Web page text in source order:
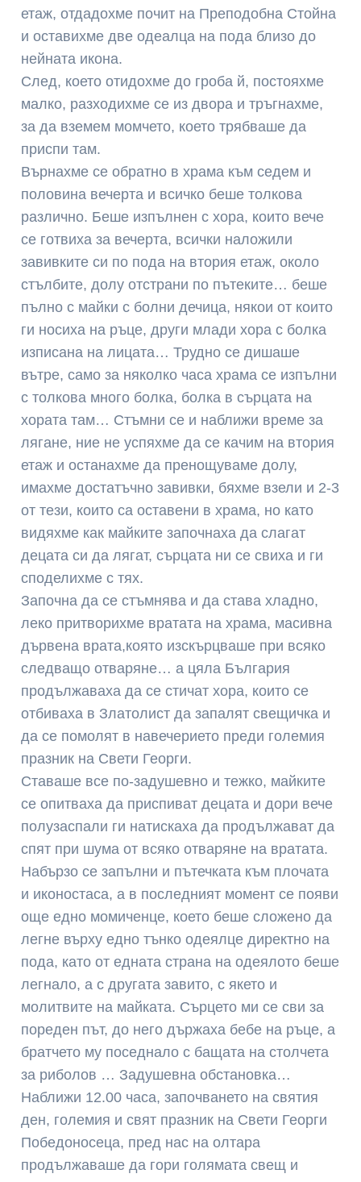
етаж, отдадохме почит на Преподобна Стойна
и оставихме две одеалца на пода близо до
нейната икона.
След, което отидохме до гроба й, постояхме
малко, разходихме се из двора и тръгнахме,
за да вземем момчето, което трябваше да
приспи там.
Върнахме се обратно в храма към седем и
половина вечерта и всичко беше толкова
различно. Беше изпълнен с хора, които вече
се готвиха за вечерта, всички наложили
завивките си по пода на втория етаж, около
стълбите, долу отстрани по пътеките… беше
пълно с майки с болни дечица, някои от които
ги носиха на ръце, други млади хора с болка
изписана на лицата… Трудно се дишаше
вътре, само за няколко часа храма се изпълни
с толкова много болка, болка в сърцата на
хората там… Стъмни се и наближи време за
лягане, ние не успяхме да се качим на втория
етаж и останахме да пренощуваме долу,
имахме достатъчно завивки, бяхме взели и 2-3
от тези, които са оставени в храма, но като
видяхме как майките започнаха да слагат
децата си да лягат, сърцата ни се свиха и ги
споделихме с тях.
Започна да се стъмнява и да става хладно,
леко притворихме вратата на храма, масивна
дървена врата,която изскърцваше при всяко
следващо отваряне… а цяла България
продължаваха да се стичат хора, които се
отбиваха в Златолист да запалят свещичка и
да се помолят в навечерието преди големия
празник на Свети Георги.
Ставаше все по-задушевно и тежко, майките
се опитваха да приспиват децата и дори вече
полузаспали ги натискаха да продължават да
спят при шума от всяко отваряне на вратата.
Набързо се запълни и пътечката към плочата
и иконостаса, а в последният момент се появи
още едно момиченце, което беше сложено да
легне върху едно тънко одеялце директно на
пода, като от едната страна на одеялото беше
легнало, а с другата завито, с якето и
молитвите на майката. Сърцето ми се сви за
пореден път, до него държаха бебе на ръце, а
братчето му поседнало с бащата на столчета
за риболов … Задушевна обстановка…
Наближи 12.00 часа, започването на святия
ден, големия и свят празник на Свети Георги
Победоносеца, пред нас на олтара
продължаваше да гори голямата свещ и